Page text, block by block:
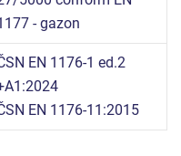
- gazon
EN 1176-1 ed.2
EN 1176-11:2015